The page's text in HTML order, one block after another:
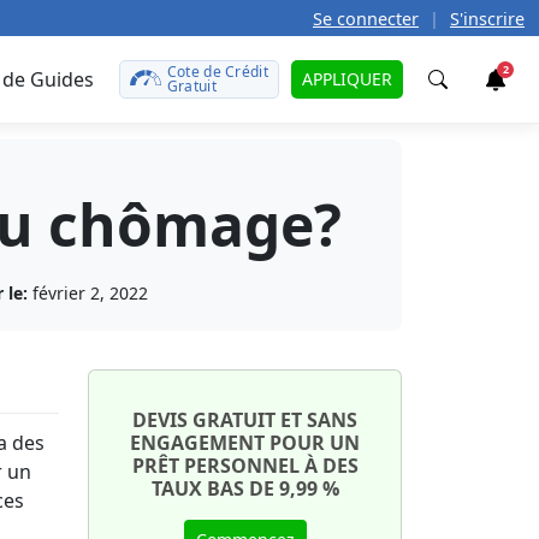
Se connecter | S'inscrire
?
de
Guides Cote de Crédit
Gratuit APPLIQUER 2
chômage?
le: février 2, 2022
DEVIS GRATUIT ET SANS
ENGAGEMENT POUR UN
PRÊT PERSONNEL À DES
TAUX BAS DE 9,99 %
des
un